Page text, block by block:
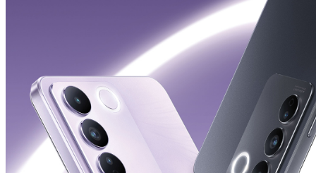
Việt Nam | Chọn quốc gia/khu vực